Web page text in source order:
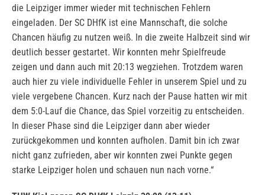
die Leipziger immer wieder mit technischen Fehlern
eingeladen. Der SC DHfK ist eine Mannschaft, die solche
Chancen häufig zu nutzen weiß. In die zweite Halbzeit sind wir
deutlich besser gestartet. Wir konnten mehr Spielfreude
zeigen und dann auch mit 20:13 wegziehen. Trotzdem waren
auch hier zu viele individuelle Fehler in unserem Spiel und zu
viele vergebene Chancen. Kurz nach der Pause hatten wir mit
dem 5:0-Lauf die Chance, das Spiel vorzeitig zu entscheiden.
In dieser Phase sind die Leipziger dann aber wieder
zurückgekommen und konnten aufholen. Damit bin ich zwar
nicht ganz zufrieden, aber wir konnten zwei Punkte gegen
starke Leipziger holen und schauen nun nach vorne.“